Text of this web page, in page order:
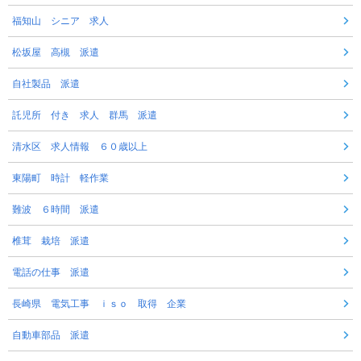
福知山 シニア 求人
松坂屋 高槻 派遣
自社製品 派遣
託児所 付き 求人 群馬 派遣
清水区 求人情報 ６０歳以上
東陽町 時計 軽作業
難波 ６時間 派遣
椎茸 栽培 派遣
電話の仕事 派遣
長崎県 電気工事 ｉｓｏ 取得 企業
自動車部品 派遣